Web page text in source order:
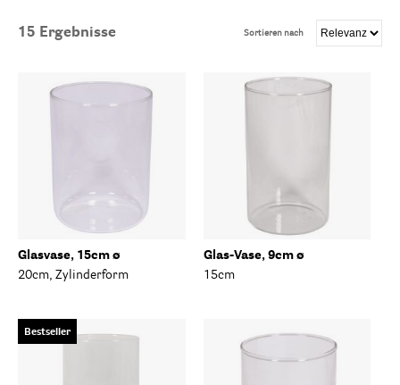
15 Ergebnisse Sortieren nach
Glasvase, 15cm ø
20cm, Zylinderform
Glas-Vase, 9cm ø
15cm
Bestseller